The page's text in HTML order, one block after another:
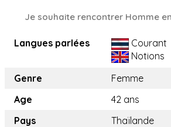
Je souhaite rencontrer Homme
Langues parlées
Courant
Notions
Genre
Femme
Age
42 ans
Pays
Thaïlande